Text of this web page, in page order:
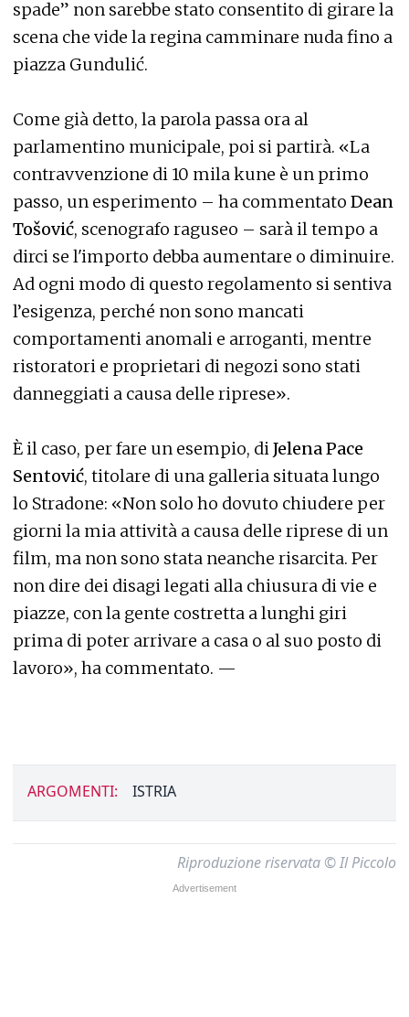
spade” non sarebbe stato consentito di girare la
scena che vide la regina camminare nuda fino a
piazza Gundulić.
Come già detto, la parola passa ora al
parlamentino municipale, poi si partirà. «La
contravvenzione di 10 mila kune è un primo
passo, un esperimento – ha commentato Dean
Tošović, scenografo raguseo – sarà il tempo a
dirci se l'importo debba aumentare o diminuire.
Ad ogni modo di questo regolamento si sentiva
l’esigenza, perché non sono mancati
comportamenti anomali e arroganti, mentre
ristoratori e proprietari di negozi sono stati
danneggiati a causa delle riprese».
È il caso, per fare un esempio, diJelena Pace
Sentović, titolare di una galleria situata lungo
lo Stradone: «Non solo ho dovuto chiudere per
giorni la mia attività a causa delle riprese di un
film, ma non sono stata neanche risarcita. Per
non dire dei disagi legati alla chiusura di vie e
piazze, con la gente costretta a lunghi giri
prima di poter arrivare a casa o al suo posto di
lavoro», ha commentato. —
ARGOMENTI: ISTRIA
Riproduzione riservata © Il Piccolo